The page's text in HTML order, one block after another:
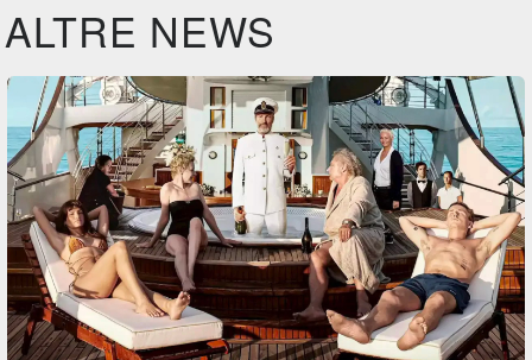
ALTRE NEWS